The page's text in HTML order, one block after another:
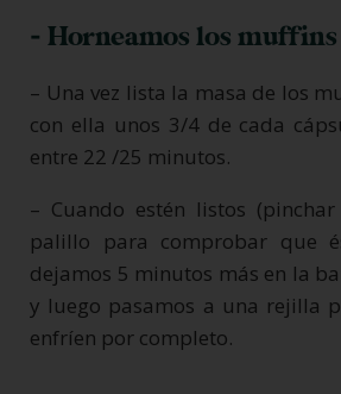
- Horneamos los muffins
– Una vez lista la masa de los
con ella unos 3/4 de cada
entre 22 /25 minutos.
– Cuando estén listos
palillo para comprobar que
dejamos 5 minutos más en la
y luego pasamos a una rejilla
enfríen por completo.